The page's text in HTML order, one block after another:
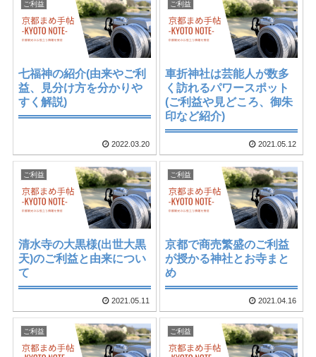
ご利益
七福神の紹介(由来やご利
益、見分け方を分かりや
すく解説)
2022.03.20
ご利益
車折神社は芸能人が数多
く訪れるパワースポット
(ご利益や見どころ、御朱
印など紹介)
2021.05.12
ご利益
清水寺の大黒様(出世大黒
天)のご利益と由来につい
て
2021.05.11
ご利益
京都で商売繁盛のご利益
が授かる神社とお寺まと
め
2021.04.16
ご利益 ご利益